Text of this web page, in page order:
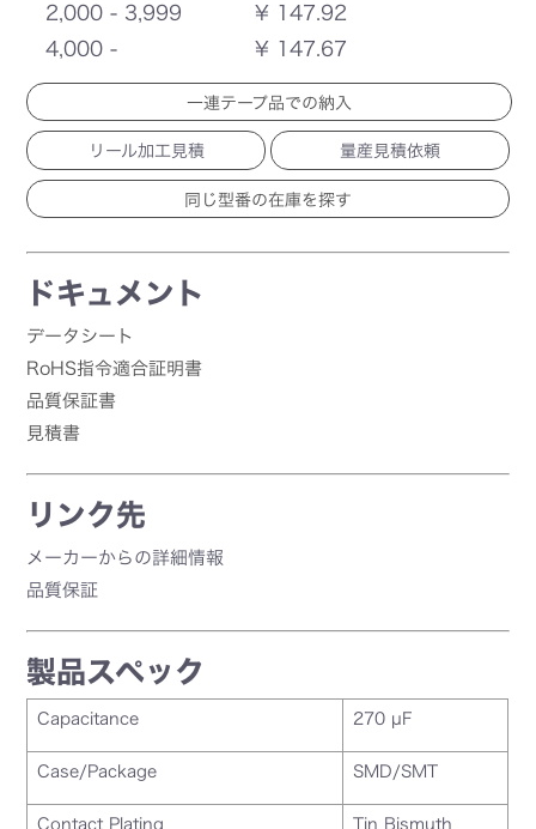
2,000 - 3,999
¥ 147.92
4,000 -
¥ 147.67
一連テープ品での納入
リール加工見積 量産見積依頼
ドキュメント
データシート
RoHS指令適合証明書
品質保証書
見積書
リンク先
メーカーからの詳細情報
品質保証
製品スペック
Capacitance 270 µF
Case/Package SMD/SMT
Contact Plating Tin Bismuth